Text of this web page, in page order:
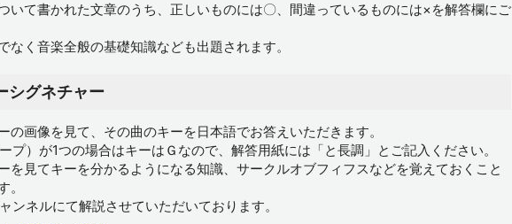
いて書かれた文章のうち、正しいものには〇、間違っているものには×を解答欄にご
なく音楽全般の基礎知識なども出題されます。
グネチャー
の画像を見て、その曲のキーを日本語でお答えいただきます。
プ）が1つの場合はキーはＧなので、解答用紙には「と長調」とご記入ください。
を見てキーを分かるようになる知識、サークルオブフィフスなどを覚えておくこと
。
ンネルにて解説させていただいております。